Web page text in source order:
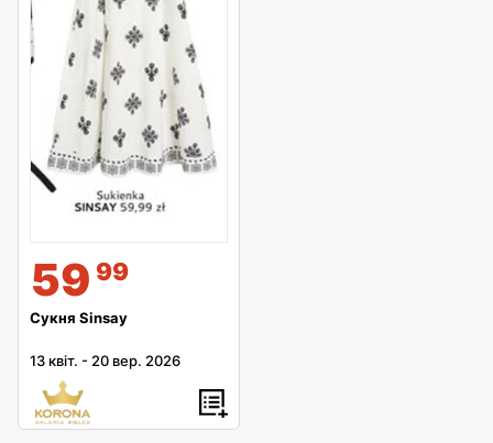
59 99
Сукня Sinsay
13 квіт. - 20 вер. 2026